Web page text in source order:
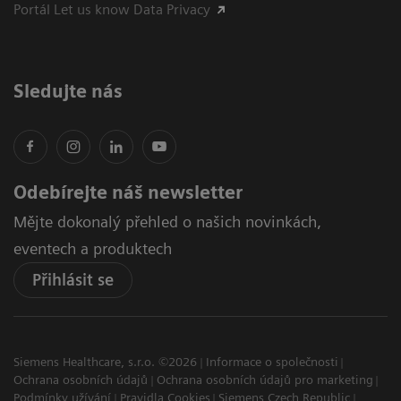
Portál Let us know Data Privacy
Sledujte nás
Odebírejte náš newsletter
Mějte dokonalý přehled o našich novinkách,
eventech a produktech
Přihlásit se
Siemens Healthcare, s.r.o. ©2026
Informace o společnosti
Ochrana osobních údajů
Ochrana osobních údajů pro marketing
Podmínky užívání
Pravidla Cookies
Siemens Czech Republic